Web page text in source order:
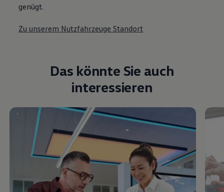
genügt.
Zu unserem Nutzfahrzeuge Standort
Das könnte Sie auch
interessieren